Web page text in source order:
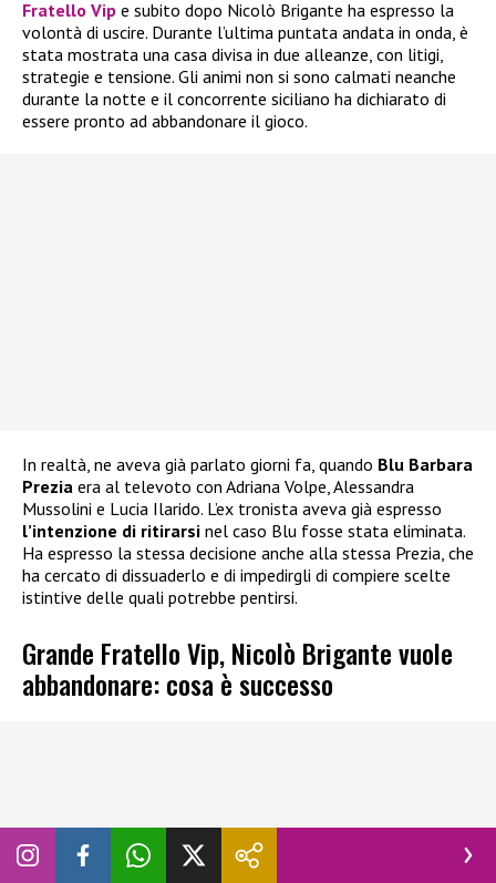
Fratello Vip e subito dopo Nicolò Brigante ha espresso la
volontà di uscire. Durante l’ultima puntata andata in onda, è
stata mostrata una casa divisa in due alleanze, con litigi,
strategie e tensione. Gli animi non si sono calmati neanche
durante la notte e il concorrente siciliano ha dichiarato di
essere pronto ad abbandonare il gioco.
In realtà, ne aveva già parlato giorni fa, quando Blu Barbara
Prezia era al televoto con Adriana Volpe, Alessandra
Mussolini e Lucia Ilarido. L’ex tronista aveva già espresso
l’intenzione di ritirarsi nel caso Blu fosse stata eliminata.
Ha espresso la stessa decisione anche alla stessa Prezia, che
ha cercato di dissuaderlo e di impedirgli di compiere scelte
istintive delle quali potrebbe pentirsi.
Grande Fratello Vip, Nicolò Brigante vuole
abbandonare: cosa è successo